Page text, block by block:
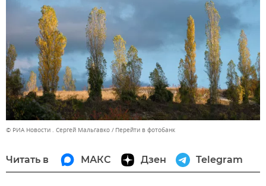
© РИА Новости . Сергей Мальгавко Перейти в фотобанк
Читать в МАКС Дзен Telegram